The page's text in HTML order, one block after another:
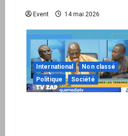
Event 14 mai 2026
International
Non classé
Politique
Société